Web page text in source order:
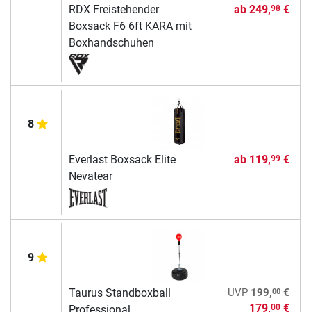
RDX Freistehender
Boxsack F6 6ft KARA mit
Boxhandschuhen
ab 249,98€
8
Everlast Boxsack Elite
Nevatear
ab 119,99€
9
Taurus Standboxball
UVP 199,00€
179,00€